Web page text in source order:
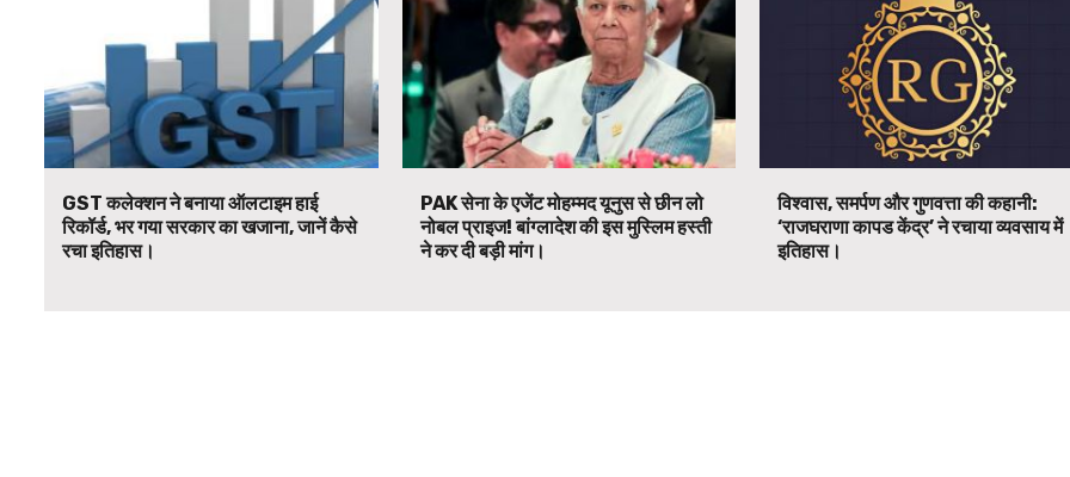
GST कलेक्शन ने बनाया ऑलटाइम हाई
रिकॉर्ड, भर गया सरकार का खजाना, जानें कैसे
रचा इतिहास।
PAK सेना के एजेंट मोहम्मद यूनुस से छीन लो
नोबल प्राइज! बांग्लादेश की इस मुस्लिम हस्ती
ने कर दी बड़ी मांग।
विश्वास, समर्पण और गुणवत्ता की कहानी:
‘राजघराणा कापड केंद्र’ ने रचाया व्यवसाय में
इतिहास।